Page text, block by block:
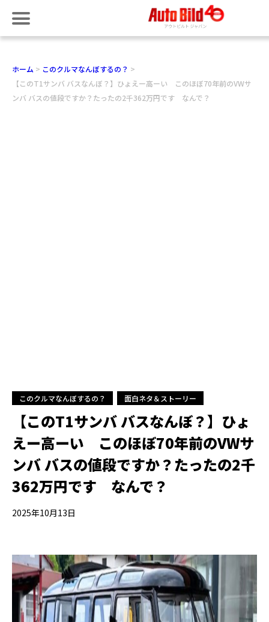
ホーム
このクルマなんぼするの？
【このT1サンバ バスなんぼ？】ひょえー高ーい このほぼ70年前のVWサ
ンバ バスの値段ですか？たったの2千362万円です なんで？
このクルマなんぼするの？ 面白ネタ＆ストーリー
【このT1サンバ バスなんぼ？】ひょ
えー高ーい このほぼ70年前のVWサ
ンバ バスの値段ですか？たったの2千
362万円です なんで？
2025年10月13日